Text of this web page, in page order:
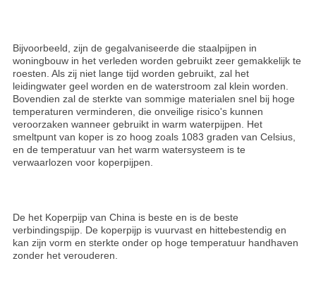
Bijvoorbeeld, zijn de gegalvaniseerde die staalpijpen in
woningbouw in het verleden worden gebruikt zeer gemakkelijk te
roesten. Als zij niet lange tijd worden gebruikt, zal het
leidingwater geel worden en de waterstroom zal klein worden.
Bovendien zal de sterkte van sommige materialen snel bij hoge
temperaturen verminderen, die onveilige risico's kunnen
veroorzaken wanneer gebruikt in warm waterpijpen. Het
smeltpunt van koper is zo hoog zoals 1083 graden van Celsius,
en de temperatuur van het warm watersysteem is te
verwaarlozen voor koperpijpen.
De het Koperpijp van China is beste en is de beste
verbindingspijp. De koperpijp is vuurvast en hittebestendig en
kan zijn vorm en sterkte onder op hoge temperatuur handhaven
zonder het verouderen.